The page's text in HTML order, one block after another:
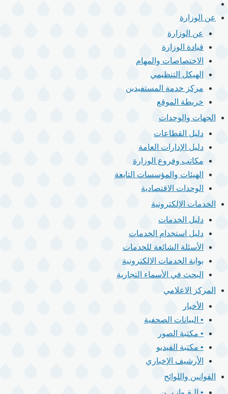
القائمة
الرئيسيةعن الوزارة
عن الوزارة
قيادة الوزارة
الاختصاصات والمهام
الهيكل التنظيمي
مركز خدمة المستفيدين
خريطة الموقع
الجهات والوحدات
دليل القطاعات
دليل الإدارات العامة
مكاتب وفروع الوزارة
الهيئات والمؤسسات التابعة
الوحدات الاقتصادية
الخدمات الإلكترونية
دليل الخدمات
دليل استخدام الخدمات
الأسئلة الشائعة للخدمات
بوابة الخدمات الالكترونية
البحث في الأسماء التجارية
المركز الاعلامي
الأخبار
• البيانات الصحفية
• مكتبة الصور
• مكتبة الفيديو
الأرشيف الإخباري
القوانين واللوائح
• الـقـوانـيــن